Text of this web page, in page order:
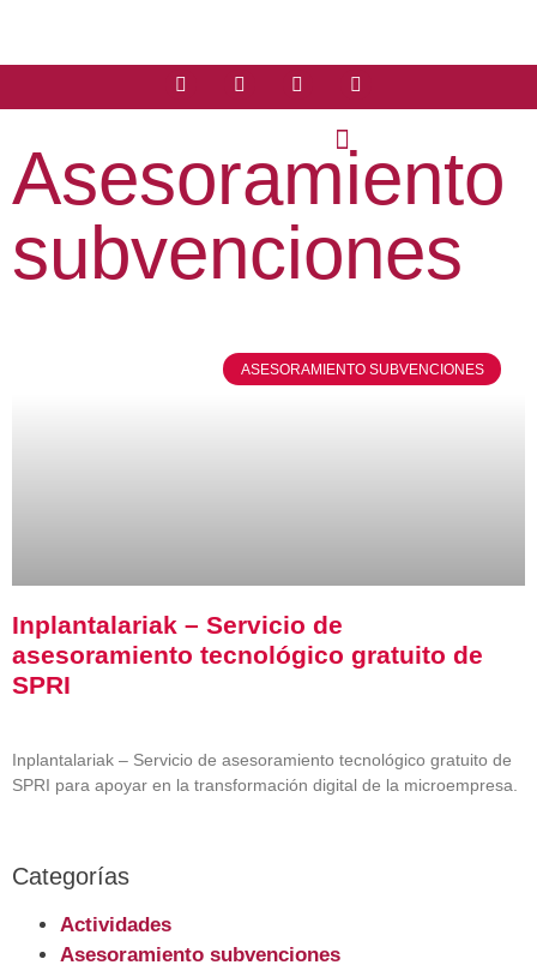
Asesoramiento
subvenciones
ASESORAMIENTO SUBVENCIONES
Inplantalariak – Servicio de
asesoramiento tecnológico gratuito de
SPRI
Inplantalariak – Servicio de asesoramiento tecnológico gratuito de
SPRI para apoyar en la transformación digital de la microempresa.
Categorías
Actividades
Asesoramiento subvenciones